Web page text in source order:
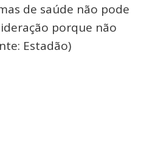
de saúde não pode
porque não
Estadão)